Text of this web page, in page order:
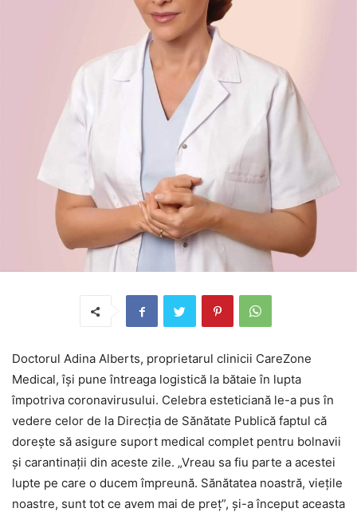
Doctorul Adina Alberts, proprietarul clinicii CareZone
Medical, își pune întreaga logistică la bătaie în lupta
împotriva coronavirusului. Celebra esteticiană le-a pus în
vedere celor de la Direcția de Sănătate Publică faptul că
dorește să asigure suport medical complet pentru bolnavii
și carantinații din aceste zile. „Vreau sa fiu parte a acestei
lupte pe care o ducem împreună. Sănătatea noastră, viețile
noastre, sunt tot ce avem mai de preț”, și-a început aceasta